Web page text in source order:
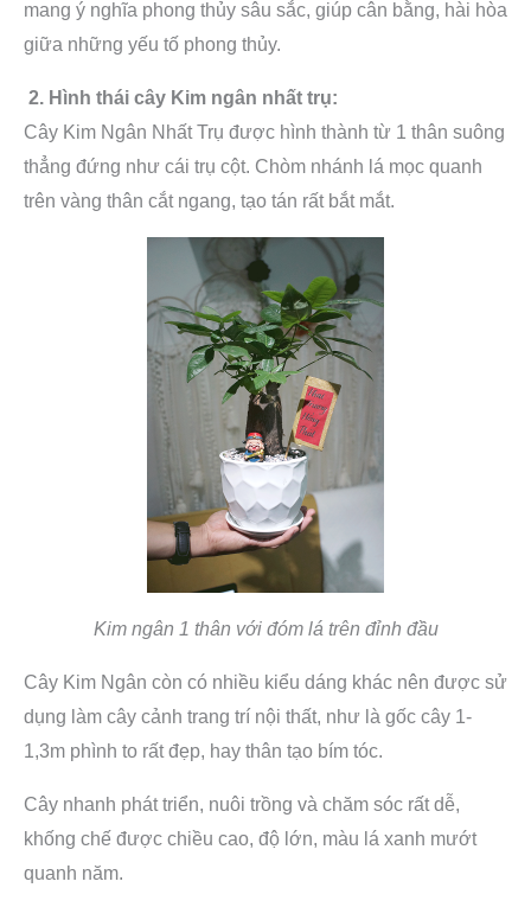
mang ý nghĩa phong thủy sâu sắc, giúp cân bằng, hài hòa
giữa những yếu tố phong thủy.
2. Hình thái cây Kim ngân nhất trụ:
Cây Kim Ngân Nhất Trụ được hình thành từ 1 thân suông
thẳng đứng như cái trụ cột. Chòm nhánh lá mọc quanh
trên vàng thân cắt ngang, tạo tán rất bắt mắt.
Kim ngân 1 thân với đóm lá trên đỉnh đầu
Cây Kim Ngân còn có nhiều kiểu dáng khác nên được sử
dụng làm cây cảnh trang trí nội thất, như là gốc cây 1-
1,3m phình to rất đẹp, hay thân tạo bím tóc.
Cây nhanh phát triển, nuôi trồng và chăm sóc rất dễ,
khống chế được chiều cao, độ lớn, màu lá xanh mướt
quanh năm.